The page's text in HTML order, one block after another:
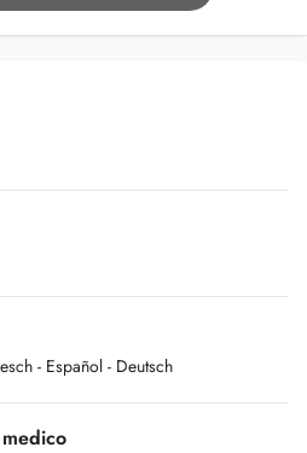
- Español - Deutsch